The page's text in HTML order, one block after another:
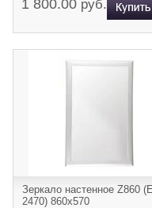
1 800.00 руб.
Зеркало настенное Z860
2470) 860x570